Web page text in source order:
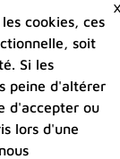
cookies, ces
soit
Si les
peine d'altérer
d'accepter ou
lors d'une